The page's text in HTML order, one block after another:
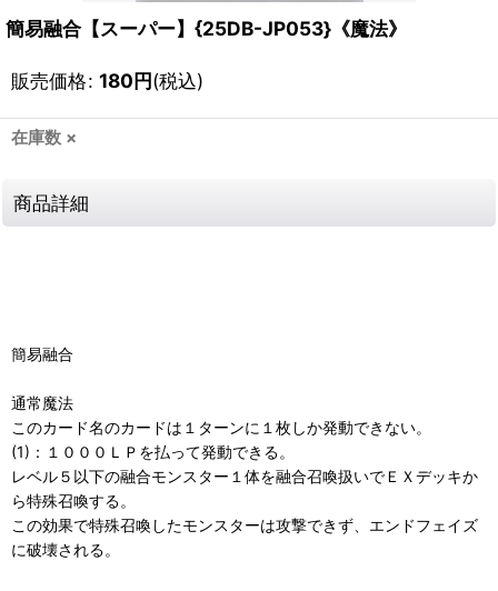
簡易融合【スーパー】{25DB-JP053}《魔法》
販売価格: 180円(税込)
在庫数 ×
商品詳細
簡易融合
通常魔法
このカード名のカードは１ターンに１枚しか発動できない。
(1)：１０００ＬＰを払って発動できる。
レベル５以下の融合モンスター１体を融合召喚扱いでＥＸデッキか
ら特殊召喚する。
この効果で特殊召喚したモンスターは攻撃できず、エンドフェイズ
に破壊される。